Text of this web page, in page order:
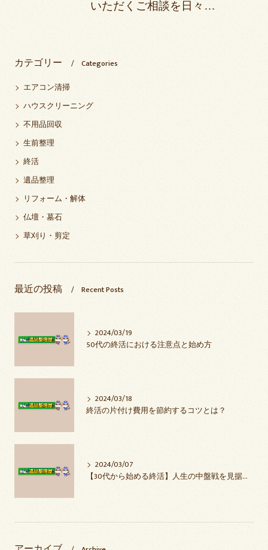
いただくご相談を日々…
カテゴリー
Categories
エアコン清掃
ハウスクリーニング
不用品回収
生前整理
終活
遺品整理
リフォーム・解体
仏壇・墓石
草刈り・剪定
最近の投稿 Recent Posts
2024/03/19
50代の終活における注意点と始め方
2024/03/18
終活の片付け費用を節約するコツとは？
2024/03/07
【30代から始める終活】人生の中盤戦を見据えた前向きな準備